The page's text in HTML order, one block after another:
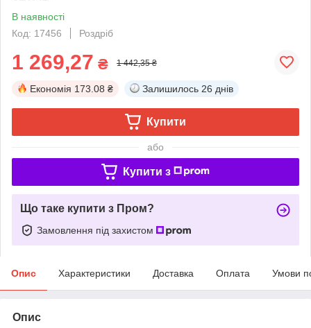
В наявності
Код: 17456
Роздріб
1 269,27 ₴ 1 442,35 ₴
Економія 173.08 ₴ Залишилось 26 днів
Купити
або
Купити з
Що таке купити з Пром?
Замовлення під захистом
Опис Характеристики Доставка Оплата Умови
Опис